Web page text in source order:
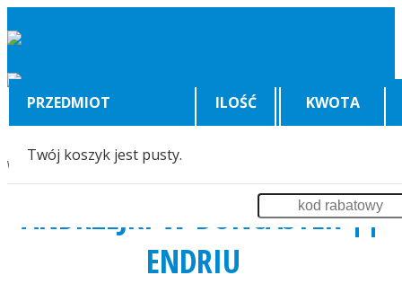
PRZEDMIOT ILOŚĆ KWOTA
Twój koszyk jest pusty.
Wyświetlenia:3561
ANDRZEJKI W DONCASTER ||
ENDRIU